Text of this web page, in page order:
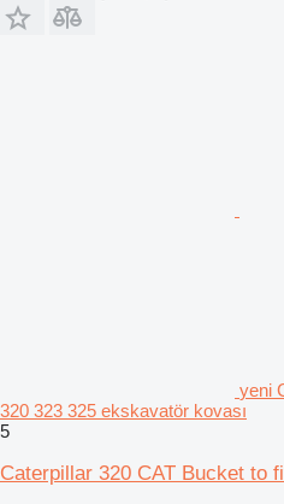
yeni
320 323 325 ekskavatör kovası
5
Caterpillar 320 CAT Bucket to